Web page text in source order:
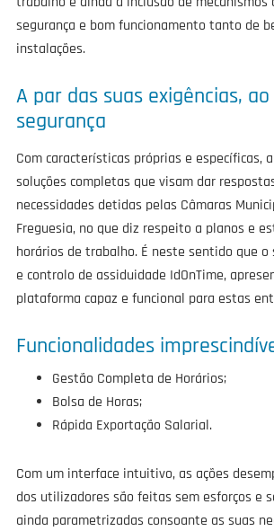
segurança e bom funcionamento tanto de
instalações.
A par das suas exigências,
segurança
Com características próprias e específicas,
soluções completas que visam dar
necessidades detidas pelas Câmaras
Freguesia, no que diz respeito a planos e
horários de trabalho. É neste sentido que
e controlo de assiduidade IdOnTime,
plataforma capaz e funcional para estas
Funcionalidades
Gestão Completa de Horários;
Bolsa de Horas;
Rápida Exportação Salarial.
Com um interface intuitivo, as ações
dos utilizadores são feitas sem esforços e
ainda parametrizadas consoante as suas